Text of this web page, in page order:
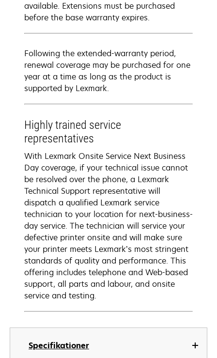
Specifikationer
available. Extensions must be purchased
before the base warranty expires.
Following the extended-warranty period,
renewal coverage may be purchased for one
year at a time as long as the product is
supported by Lexmark.
Highly trained service
representatives
With Lexmark Onsite Service Next Business
Day coverage, if your technical issue cannot
be resolved over the phone, a Lexmark
Technical Support representative will
dispatch a qualified Lexmark service
technician to your location for next-business-
day service. The technician will service your
defective printer onsite and will make sure
your printer meets Lexmark’s most stringent
standards of quality and performance. This
offering includes telephone and Web-based
support, all parts and labour, and onsite
service and testing.